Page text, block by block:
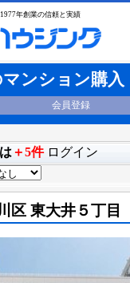
年創業の信頼と実績
ンション購入
会員登録
＋5件 ログイン
区 東大井５丁目